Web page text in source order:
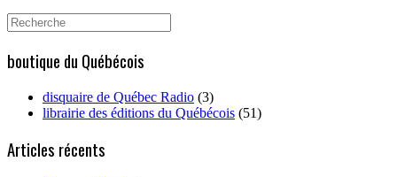
Search
for:
boutique du Québécois
disquaire de Québec Radio (3)
librairie des éditions du Québécois (51)
Articles récents